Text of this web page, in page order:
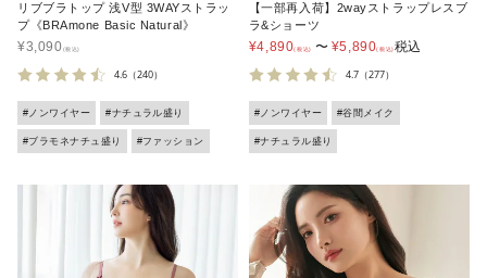
リブブラトップ 浅V型 3WAYストラッ
プ《BRAmone Basic Natural》
¥3,090
4.6 （240）
#ノンワイヤー #ナチュラル盛り
#ブラモネナチュ盛り #ファッション
【一部再入荷】2wayストラップレスブ
ラ&ショーツ
¥4,890 〜 ¥5,890 税込
4.7（277）
#ノンワイヤー #谷間メイク
#ナチュラル盛り